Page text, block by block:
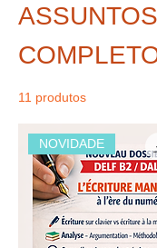
ASSUNTOS
11 produtos
NOVIDADE